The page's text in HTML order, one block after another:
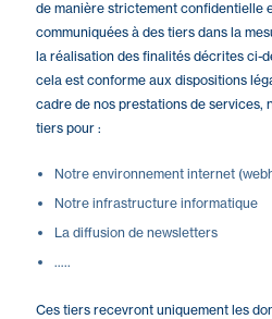
de manière strictement confidentielle
communiquées à des tiers dans la
la réalisation des finalités décrites ci-
cela est conforme aux dispositions
cadre de nos prestations de services,
tiers pour :
Notre environnement internet
Notre infrastructure informatique
La diffusion de newsletters
…..
Ces tiers recevront uniquement les